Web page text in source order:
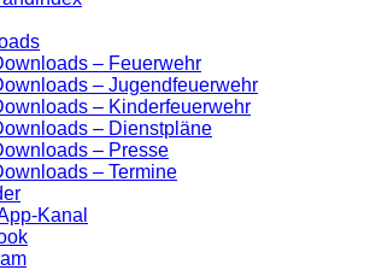
– Feuerwehr
– Jugendfeuerwehr
– Kinderfeuerwehr
– Dienstpläne
– Presse
– Termine
Kanal